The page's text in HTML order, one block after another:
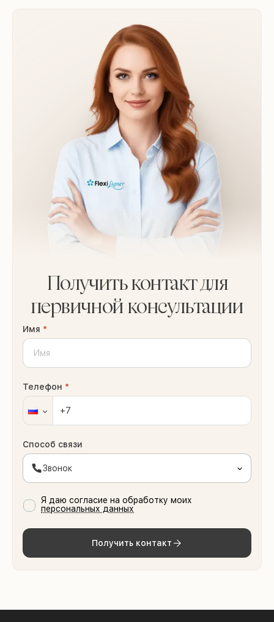
Получить контакт для
первичной консультации
Имя *
Телефон *
Способ связи
Звонок
Я даю согласие на обработку моих
персональных данных
Получить контакт